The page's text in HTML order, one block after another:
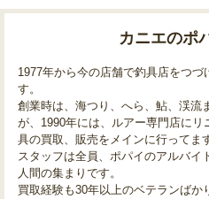
カニエのポ
1977年から今の店舗で釣具店をつづ
す。
創業時は、海つり、へら、鮎、渓流
が、1990年には、ルアー専門店に
具の買取、販売をメインに行ってま
スタッフは全員、ポパイのアルバイ
人間の集まりです。
買取経験も30年以上のベテランば